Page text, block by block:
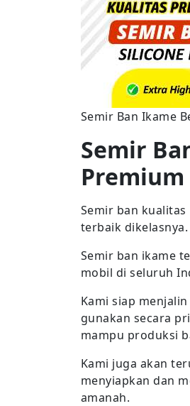
Semir Ban Ikame
Semir
Semir ban
terbaik dikelasnya.
Semir ban ikame
mobil di seluruh
Kami siap
gunakan secara
mampu produksi
Kami juga akan
menyiapkan dan
amanah.